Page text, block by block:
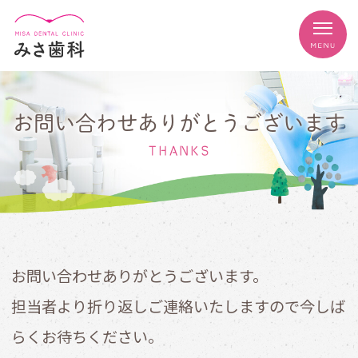
お問い合わせありがとうございます
THANKS
お問い合わせありがとうございます。
担当者より折り返しご連絡いたしますので今しば
らくお待ちください。